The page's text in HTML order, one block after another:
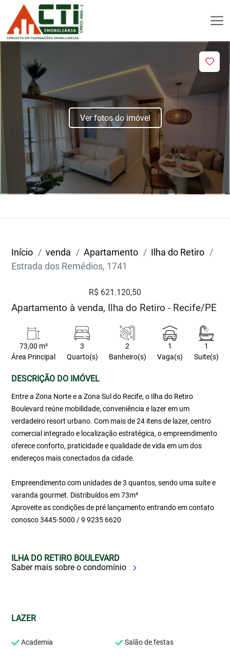
Ver fotos do imóvel
Início venda Apartamento
Ilha do Retiro
Estrada dos Remédios, 1741
R$ 621.120,50
Apartamento à venda, Ilha do Retiro - Recife/PE
73,00 m²
Área Principal
3
Quarto(s)
2
Banheiro(s)
1
Vaga(s)
1
Suite(s)
DESCRIÇÃO DO IMÓVEL
Entre a Zona Norte e a Zona Sul do Recife, o Ilha do Retiro
Boulevard reúne mobilidade, conveniência e lazer em um
verdadeiro resort urbano. Com mais de 24 itens de lazer, centro
comercial integrado e localização estratégica, o empreendimento
oferece conforto, praticidade e qualidade de vida em um dos
endereços mais conectados da cidade.
Empreendimento com unidades de 3 quantos, sendo uma suíte e
varanda gourmet. Distribuídos em 73m³
Aproveite as condições de pré lançamento entrando em contato
conosco 3445-5000 / 9 9235 6620
ILHA DO RETIRO BOULEVARD
Saber mais sobre o condomínio
LAZER
Academia Salão de festas